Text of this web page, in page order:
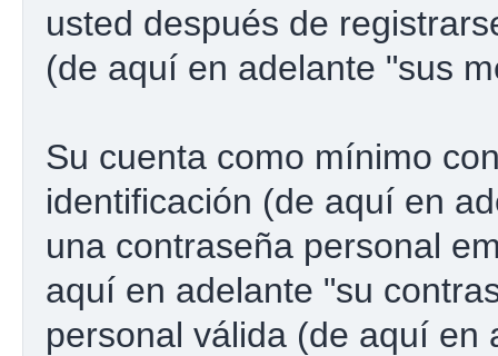
usted después de
(de aquí en adelante "sus
Su cuenta como mínimo
identificación (de aquí en
una contraseña personal
aquí en adelante "su
personal válida (de aquí en